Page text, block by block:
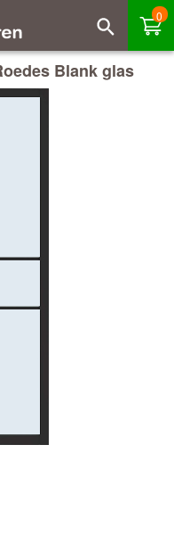
0
Blank glas